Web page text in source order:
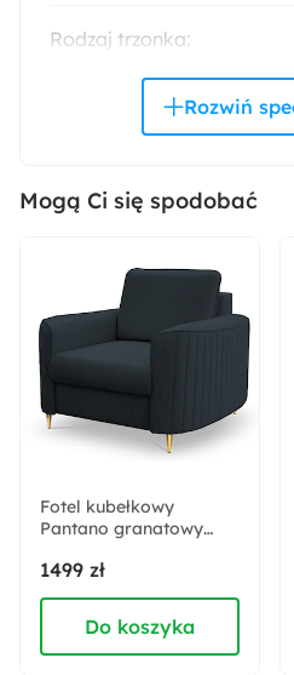
Rodzaj trzonka:
Maksymalna moc żarówki:
Głębokość:
14 cm
Szerokość:
LED:
Nie
Żarówka w zestawie:
Nie
Mogą Ci się spodobać
Fotel kubełkowy
Pantano granatowy
1499 zł
Do koszyka